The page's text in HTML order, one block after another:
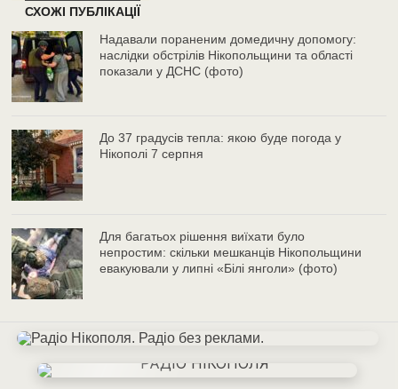
СХОЖІ ПУБЛІКАЦІЇ
Надавали пораненим домедичну допомогу:
наслідки обстрілів Нікопольщини та області
показали у ДСНС (фото)
До 37 градусів тепла: якою буде погода у
Нікополі 7 серпня
Для багатьох рішення виїхати було
непростим: скільки мешканців Нікопольщини
евакуювали у липні «Білі янголи» (фото)